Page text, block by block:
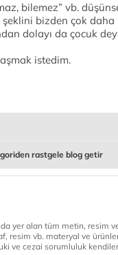
bilemez” vb.
bizden çok
dolayı da çocuk
istedim.
rastgele blog getir
yer alan tüm metin, resim
resim vb. materyal ve
ve cezai sorumluluk